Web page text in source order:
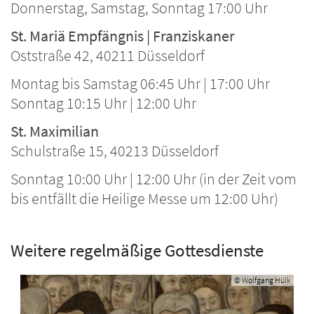
Donnerstag, Samstag, Sonntag 17:00 Uhr
St. Mariä Empfängnis | Franziskaner
Oststraße 42, 40211 Düsseldorf
Montag bis Samstag 06:45 Uhr | 17:00 Uhr
Sonntag 10:15 Uhr | 12:00 Uhr
St. Maximilian
Schulstraße 15, 40213 Düsseldorf
Sonntag 10:00 Uhr | 12:00 Uhr (in der Zeit vom
bis entfällt die Heilige Messe um 12:00 Uhr)
Weitere regelmäßige Gottesdienste
© Wolfgang Hülk